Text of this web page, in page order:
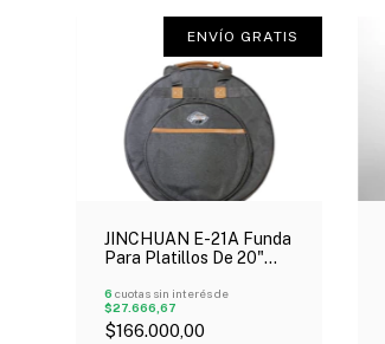
ENVÍO GRATIS
JINCHUAN E-21A Funda
Para Platillos De 20"
Manijas
6 cuotas sin interés de
$27.666,67
$166.000,00